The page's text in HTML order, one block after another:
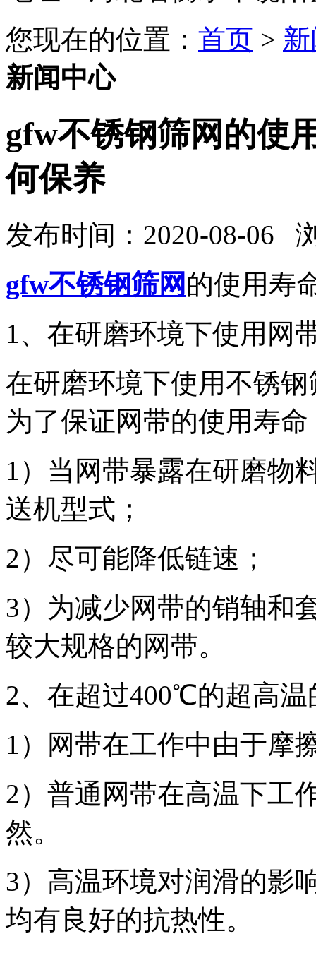
您现在的位置： 首页 >
新闻中心
gfw不锈钢筛网的使
何保养
发布时间：2020-08-06
gfw不锈钢筛网 的使用寿
1、在研磨环境下使用网
在研磨环境下使用不锈
为了保证网带的使用寿
1）当网带暴露在研磨物
送机型式；
2）尽可能降低链速；
3）为减少网带的销轴和
较大规格的网带。
2、在超过400℃的超高
1）网带在工作中由于摩
2）普通网带在高温下工
然。
3）高温环境对润滑的影
均有良好的抗热性。